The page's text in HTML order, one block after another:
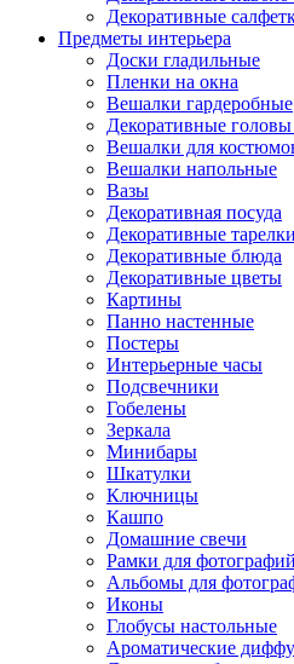
Декоративные
Предметы интерьера
Доски гладильные
Пленки на окна
Вешалки гардеробные
Декоративные
Вешалки для
Вешалки напольные
Вазы
Декоративная посуда
Декоративные тарелки
Декоративные блюда
Декоративные цветы
Картины
Панно настенные
Постеры
Интерьерные часы
Подсвечники
Гобелены
Зеркала
Минибары
Шкатулки
Ключницы
Кашпо
Домашние свечи
Рамки для фотографий
Альбомы для
Иконы
Глобусы настольные
Ароматические